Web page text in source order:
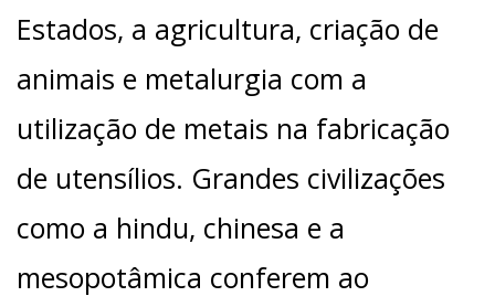
Estados, a agricultura, criação de
animais e metalurgia com a
utilização de metais na fabricação
de utensílios. Grandes civilizações
como a hindu, chinesa e a
mesopotâmica conferem ao